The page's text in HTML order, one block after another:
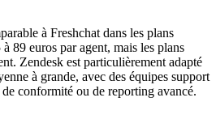
à Freshchat dans les plans
89 euros par agent, mais les plans
Zendesk est particulièrement adapté
à grande, avec des équipes support
conformité ou de reporting avancé.